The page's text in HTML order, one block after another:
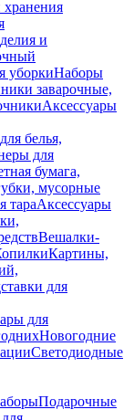
хранения
и
уборкиНаборы
заварочные,
Аксессуары
белья,
для
бумага,
мусорные
тараАксессуары
Вешалки-
Картины,
для
для
Новогодние
Светодиодные
Подарочные